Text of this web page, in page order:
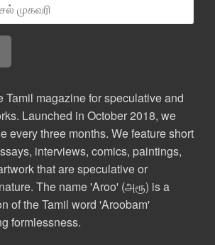
Tamil magazine for speculative and
Launched in October 2018, we
every three months. We feature short
interviews, comics, paintings,
that are speculative or
The name 'Aroo' (அரூ) is a
of the Tamil word 'Aroobam'
formlessness.